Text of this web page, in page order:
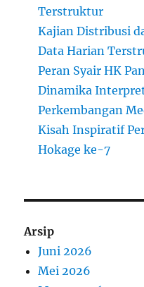
Terstruktur
Kajian Distribusi
Data Harian
Peran Syair HK
Dinamika
Perkembangan
Kisah Inspiratif
Hokage ke-7
Arsip
Juni 2026
Mei 2026